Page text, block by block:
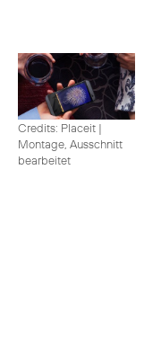
Credits: Placeit |
Montage, Ausschnitt
bearbeitet